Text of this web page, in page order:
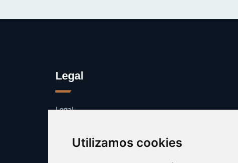
Utilizamos cookies
Legal
Legal
Contacto